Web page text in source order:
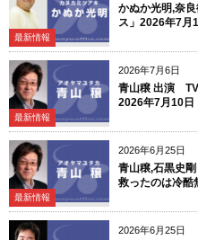
最新情報
かぬか光明,奈
ス」2026年7月
2026年7月6日
最新情報
青山穣 出演 TV
2026年7月10日
2026年6月25日
最新情報
青山穣,石黒史
救ったのは冷酷
2026年6月25日